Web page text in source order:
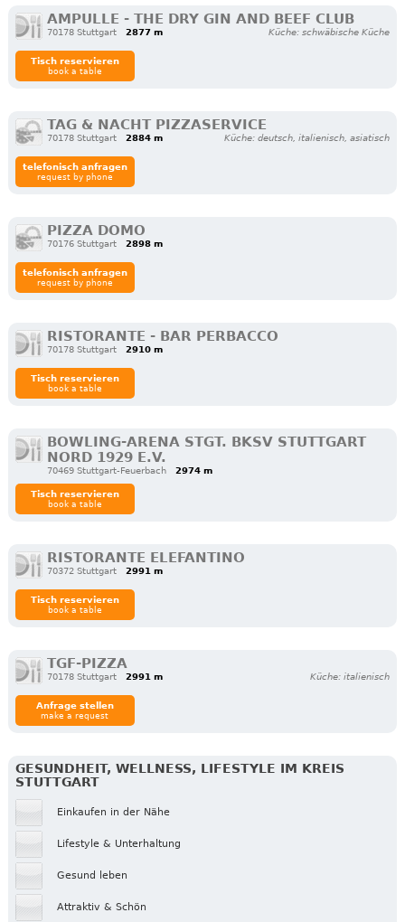
AMPULLE - THE DRY GIN AND BEEF CLUB
70178 Stuttgart 2877 m Küche: schwäbische Küche
Tisch reservieren
book a table
TAG & NACHT PIZZASERVICE
70178 Stuttgart 2884 m Küche: deutsch, italienisch, asiatisch
telefonisch anfragen
request by phone
PIZZA DOMO
70176 Stuttgart 2898 m
telefonisch anfragen
request by phone
RISTORANTE - BAR PERBACCO
70178 Stuttgart 2910 m
Tisch reservieren
book a table
BOWLING-ARENA STGT. BKSV STUTTGART
NORD 1929 E.V.
70469 Stuttgart-Feuerbach 2974 m
Tisch reservieren
book a table
RISTORANTE ELEFANTINO
70372 Stuttgart 2991 m
Tisch reservieren
book a table
TGF-PIZZA
70178 Stuttgart 2991 m Küche: italienisch
Anfrage stellen
make a request
GESUNDHEIT, WELLNESS, LIFESTYLE IM KREIS
STUTTGART
Einkaufen in der Nähe
Lifestyle & Unterhaltung
Gesund leben
Attraktiv & Schön